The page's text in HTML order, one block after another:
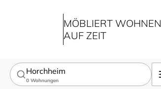
MÖBLIERT WOHNEN
AUF ZEIT
Horchheim
0 Wohnungen